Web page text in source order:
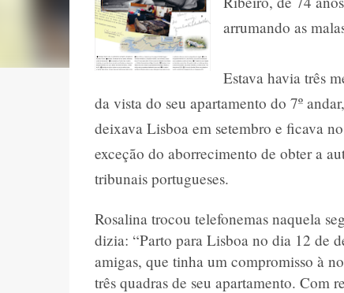
arrumando as
Estava havia três
da vista do seu apartamento do 7º
deixava Lisboa em setembro e ficava
exceção do aborrecimento de obter a
tribunais portugueses.
Rosalina trocou telefonemas naquela
dizia: “Parto para Lisboa no dia 12 de
amigas, que tinha um compromisso à
três quadras de seu apartamento. Com